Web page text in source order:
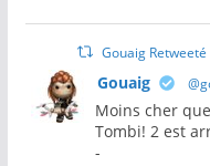
Gouaig Retweeté
Gouaig
Moins cher
Tombi! 2 est
-